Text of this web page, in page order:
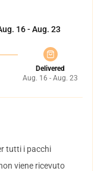
16 - Aug. 23
Delivered
Aug. 16 - Aug. 23
tutti i pacchi
viene ricevuto